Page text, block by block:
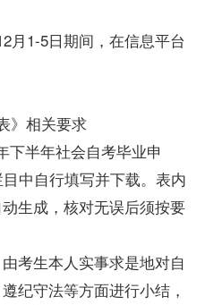
月1-5日期间，在信息平台
》相关要求
下半年社会自考毕业申
中自行填写并下载。表内
生成，核对无误后须按要
考生本人实事求是地对自
纪守法等方面进行小结，